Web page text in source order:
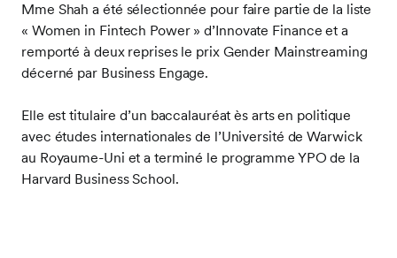
Mme Shah a été sélectionnée pour faire partie de la liste
« Women in Fintech Power » d’Innovate Finance et a
remporté à deux reprises le prix Gender Mainstreaming
décerné par Business Engage.
Elle est titulaire d’un baccalauréat ès arts en politique
avec études internationales de l’Université de Warwick
au Royaume-Uni et a terminé le programme YPO de la
Harvard Business School.